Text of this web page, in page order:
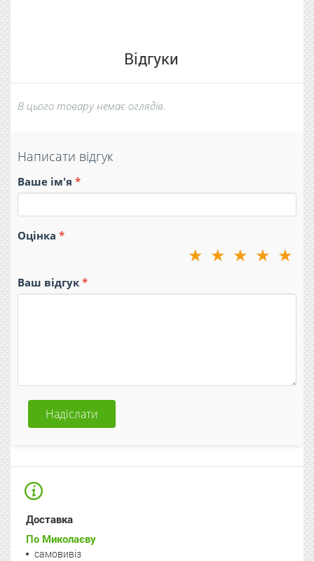
Відгуки
В цього товару немає оглядів.
Написати відгук
Ваше ім'я
Оцінка
★
★
★
★
★
Ваш відгук
Надіслати
Доставка
По Миколаєву
самовивіз